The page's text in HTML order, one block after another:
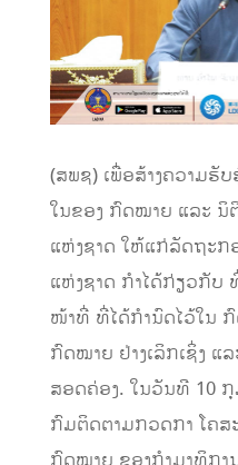
(ສພຊ) ເພື່ອສ້າງຄວາມຮັ
ໃນຂອງ ກົດໝາຍ ແລະ ນິ
ແຫ່ງຊາດ ໃຫ້ແກ່ລັດຖະກ
ແຫ່ງຊາດ ກໍາໄດ້ກ່ຽວກັບ
ໜ້າທີ່ ທີ່ໄດ້ກໍານົດໄວ້ໃນ
ກົດໝາຍ ຢ່າງເລິກເຊິ່ງ ແ
ສອດຄ່ອງ. ໃນວັນທີ 10 ກຸ
ກົມຕິດຕາມກວດກາ ໂຄສ